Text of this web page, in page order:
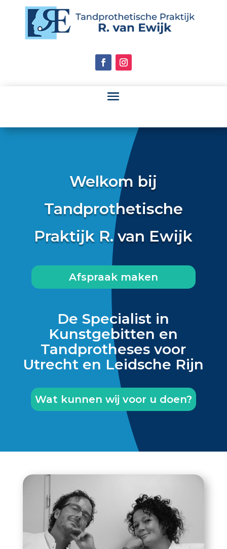
Welkom bij
Tandprothetische
Praktijk R. van Ewijk
Afspraak maken
De Specialist in
Kunstgebitten en
Tandprotheses voor
Utrecht en Leidsche Rijn
Wat kunnen wij voor u doen?